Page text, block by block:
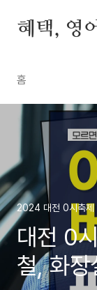
혜택, 영
홈
2024 대전 0시축제
대전 0
철, 화장